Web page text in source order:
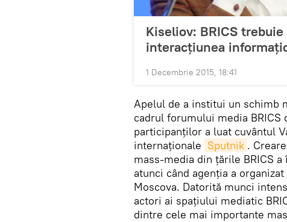
Kiseliov: BRICS
interacțiunea
1 Decembrie 2015, 18:41
Apelul de a institui un schimb
cadrul forumului media BRICS
participanților a luat cuvântul
internaționale Sputnik .
mass-media din țările BRICS
atunci când agenția a
Moscova. Datorită munci
actori ai spațiului mediatic
dintre cele mai importante